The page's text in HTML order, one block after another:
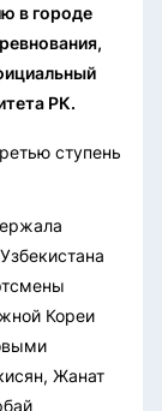
в городе
РК.
ступень
Кореи
Жанат